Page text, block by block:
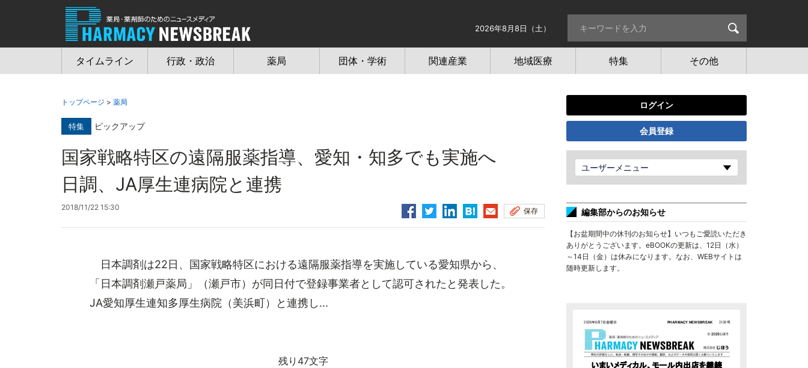
2026年8月8日（土）
タイムライン 行政・政治 薬局 団体・学術 関連産業 地域医療 特集 その他
トップページ > 薬局
特集 ピックアップ
国家戦略特区の遠隔服薬指導、愛知・知多でも実施へ
日調、JA厚生連病院と連携
2018/11/22 15:30 保存
日本調剤は22日、国家戦略特区における遠隔服薬指導を実施している愛知県から、
「日本調剤瀬戸薬局」（瀬戸市）が同日付で登録事業者として認可されたと発表した。
JA愛知厚生連知多厚生病院（美浜町）と連携し...
残り47文字
ログイン
会員登録
ユーザーメニュー
編集部からのお知らせ
【お盆期間中の休刊のお知らせ】いつもご愛読いただき
ありがとうございます。eBOOKの更新は、12日（水）
～14日（金）は休みになります。なお、WEBサイトは
随時更新します。